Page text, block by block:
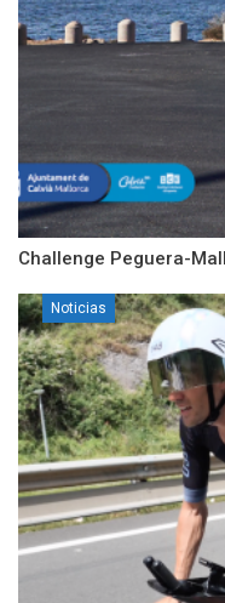
Challenge Peguera-
Noticias